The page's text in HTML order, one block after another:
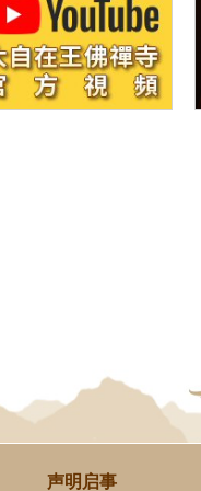
声明启事